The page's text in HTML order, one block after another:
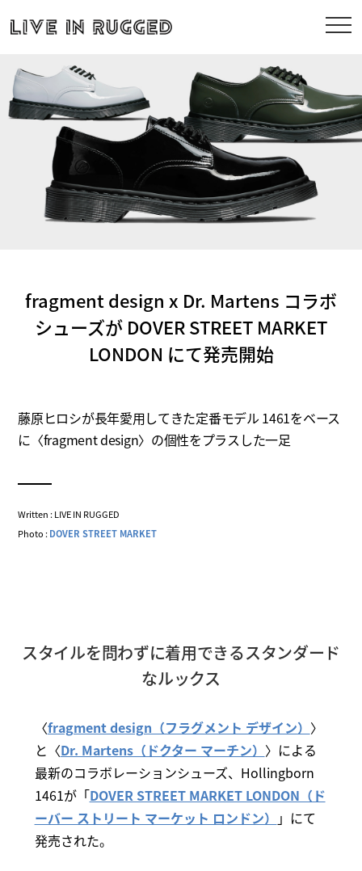
fragment design x Dr. Martens コラボ
シューズが DOVER STREET MARKET
LONDON にて発売開始
藤原ヒロシが長年愛用してきた定番モデル 1461をベース
に〈fragment design〉の個性をプラスした一足
Written : LIVE IN RUGGED
Photo :DOVER STREET MARKET
スタイルを問わずに着用できるスタンダード
なルックス
〈fragment design（フラグメント デザイン） 〉
と〈Dr. Martens（ドクター マーチン） 〉による
最新のコラボレーションシューズ、Hollingborn
1461が「DOVER STREET MARKET LONDON（ド
ーバー ストリート マーケット ロンドン） 」にて
発売された。